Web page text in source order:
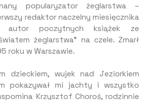
popularyzator żeglarstwa –
redaktor naczelny miesięcznika
autor poczytnych książek ze
żeglarstwa” na czele. Zmarł
roku w Warszawie.
dzieckiem, wujek nad Jeziorkiem
pokazywał mi jachty i wszystko
Krzysztof Choroś, rodzinnie